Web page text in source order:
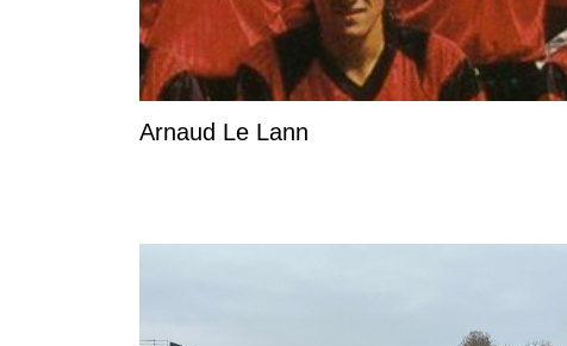
Arnaud Le Lann